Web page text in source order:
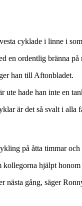
cyklade i linne i
en ordentlig bränna på
han till Aftonbladet.
hade han inte en
är det så svalt i alla
på åtta timmar
kollegorna hjälpt
nästa gång, säger